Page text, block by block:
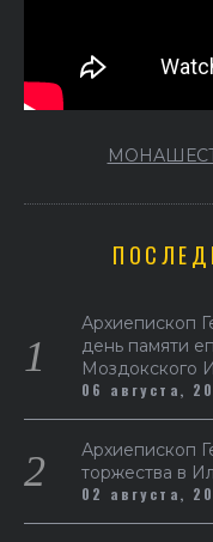
Архиепископ
день памяти
Моздокского
06 августа,
Архиепископ
торжества в
02 августа,